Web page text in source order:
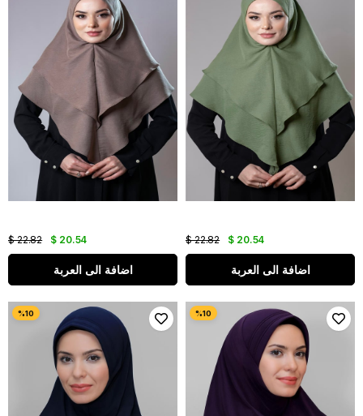
$ 20.54
$ 22.82
اضافة الى العربة
$ 20.54
$ 22.82
اضافة الى العربة